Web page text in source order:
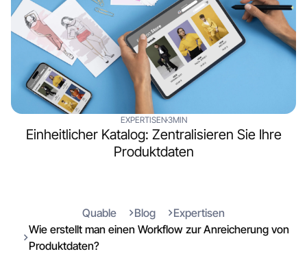
EXPERTISEN3MIN
Einheitlicher Katalog: Zentralisieren Sie Ihre
Produktdaten
Quable Blog
Expertisen
Wie erstellt man einen Workflow zur Anreicherung von
Produktdaten?